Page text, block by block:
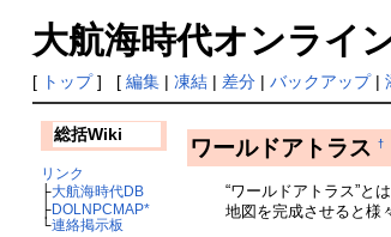
大航海時代オンライ
[ トップ] [ 編集| 凍結| 差分| バックアップ|
総括Wiki
リンク
├大航海時代DB
├DOLNPCMAP*
└連絡掲示板
ワールドアトラス†
“ワールドアトラス”と
地図を完成させると様